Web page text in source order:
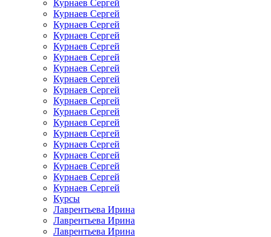
Курнаев Сергей
Курнаев Сергей
Курнаев Сергей
Курнаев Сергей
Курнаев Сергей
Курнаев Сергей
Курнаев Сергей
Курнаев Сергей
Курнаев Сергей
Курнаев Сергей
Курнаев Сергей
Курнаев Сергей
Курнаев Сергей
Курнаев Сергей
Курнаев Сергей
Курнаев Сергей
Курнаев Сергей
Курнаев Сергей
Курсы
Лаврентьева Ирина
Лаврентьева Ирина
Лаврентьева Ирина